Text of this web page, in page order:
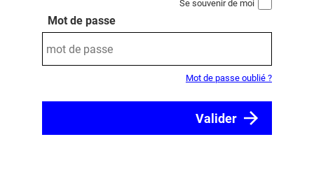
Se souvenir de moi
Mot de passe
Mot de passe oublié ?